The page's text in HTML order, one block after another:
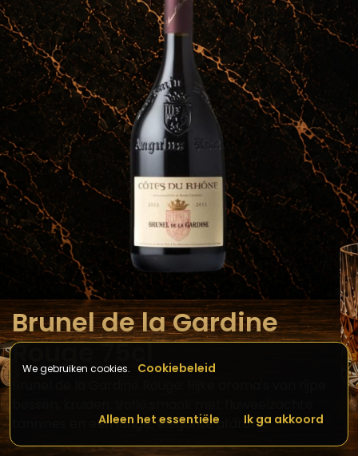
Brunel de la Gardine
Rouge 75cl
tannines en een lange, elegante afdronk.
We gebruiken cookies. Cookiebeleid
Alleen het essentiële Ik ga akkoord